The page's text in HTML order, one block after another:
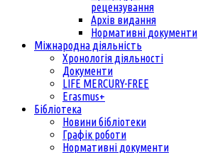
рецензування
Архів видання
Нормативні документи
Міжнародна діяльність
Хронологія діяльності
Документи
LIFE MERCURY-FREE
Erasmus+
Бібліотека
Новини бібліотеки
Графік роботи
Нормативні документи